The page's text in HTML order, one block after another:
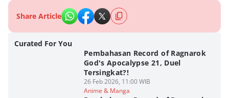
Share Article
Curated For You
Pembahasan Record of Ragnarok
God's Apocalypse 21, Duel
Tersingkat?!
26 Feb 2026, 11:00 WIB
Anime & Manga